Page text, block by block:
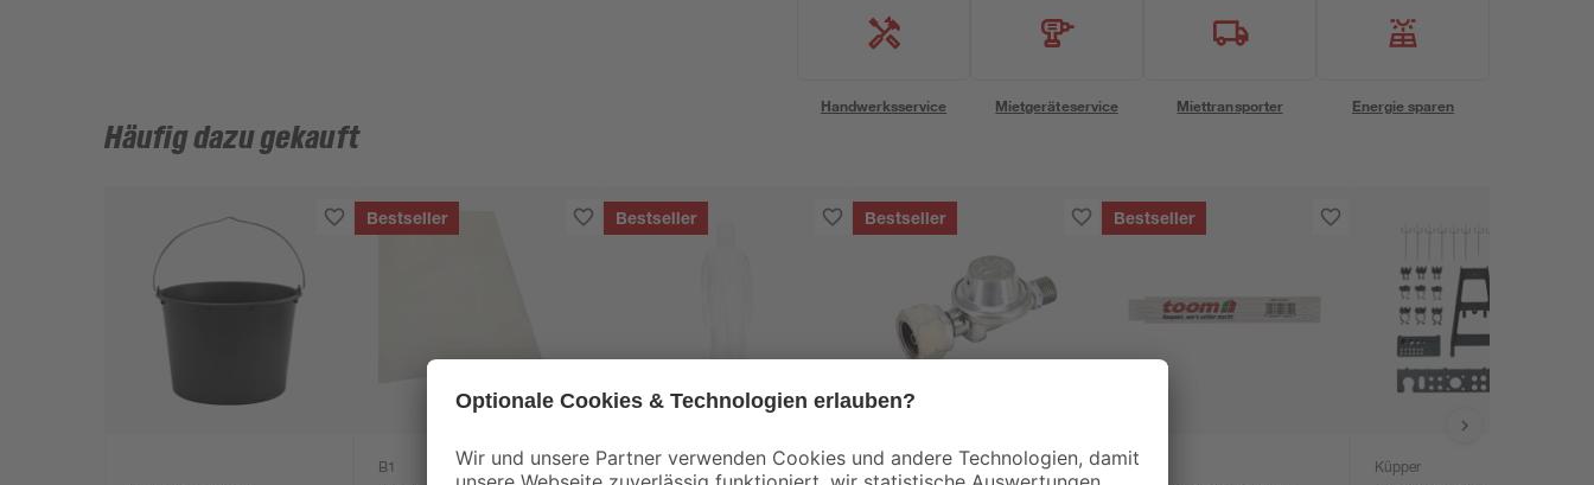
Handwerksservice Mietgeräteservice Miettransporter Energie sparen
Häufig dazu gekauft
Bestseller
B1
Bestseller
toom
Bestseller
CFH
Bestseller
toom Küpper